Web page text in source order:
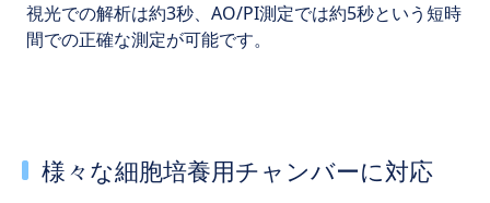
視光での解析は約3秒、AO/PI測定では約5秒という短時
間での正確な測定が可能です。
様々な細胞培養用チャンバーに対応